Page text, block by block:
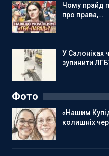
Чому прайд
про права,…
У Салоніках
зупинити
Фото
«Нашим
колишніх